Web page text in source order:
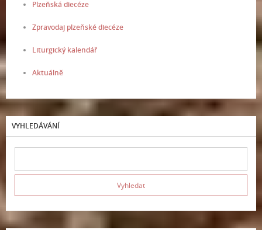
Plzeňská diecéze
Zpravodaj plzeňské diecéze
Liturgický kalendář
Aktuálně
VYHLEDÁVÁNÍ